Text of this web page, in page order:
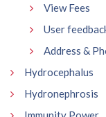
View Fees
User
Address &
Hydrocephalus
Hydronephrosis